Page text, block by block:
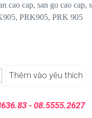
cao cap, san go cao cap,
PRK905, PRK 905
Thêm vào yêu thích
- 08.5555.2627